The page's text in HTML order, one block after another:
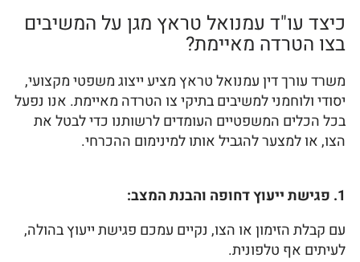
כיצד עו"ד עמנואל טראץ מגן על המשיבים
בצו הטרדה מאיימת?
משרד עורך דין עמנואל טראץ מציע ייצוג משפטי מקצועי,
יסודי ולוחמני למשיבים בתיקי צו הטרדה מאיימת. אנו נפעל
בכל הכלים המשפטיים העומדים לרשותנו כדי לבטל את
הצו, או למצער להגביל אותו למינימום ההכרחי.
1. פגישת ייעוץ דחופה והבנת המצב:
עם קבלת הזימון או הצו, נקיים עמכם פגישת ייעוץ בהולה,
לעיתים אף טלפונית.